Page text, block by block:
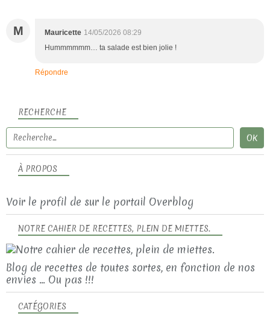
M Mauricette 14/05/2026 08:29
Hummmmmm… ta salade est bien jolie !
Répondre
RECHERCHE
NOTRE CAHIER DE RECETTES, PLEIN DE MIETTES.
Blog de recettes de toutes sortes, en fonction de nos
envies ... Ou pas !!!
À PROPOS
Voir le profil de sur le portail Overblog
CATÉGORIES